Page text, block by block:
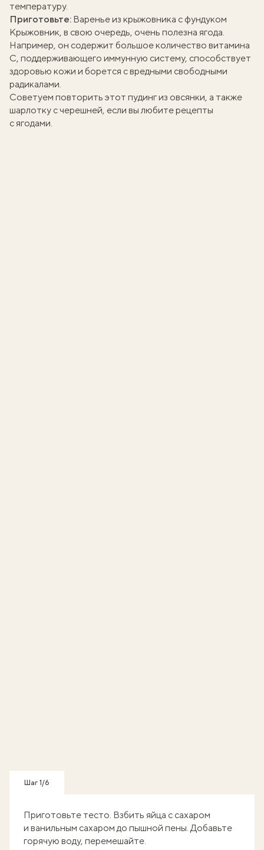
температуру.
Приготовьте: Варенье из крыжовника с фундуком
Крыжовник, в свою очередь, очень полезна ягода.
Например, он содержит большое количество витамина
С, поддерживающего иммунную систему, способствует
здоровью кожи и борется с вредными свободными
радикалами.
Советуем повторить этот пудинг из овсянки, а также
шарлотку с черешней, если вы любите рецепты
с ягодами.
Шаг 1/6
Приготовьте тесто. Взбить яйца с сахаром
и ванильным сахаром до пышной пены. Добавьте
горячую воду, перемешайте.